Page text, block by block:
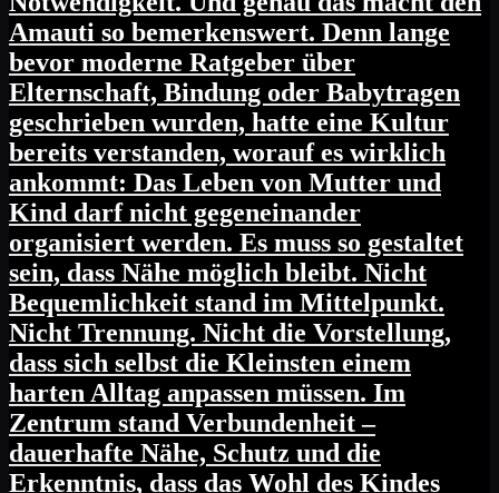
Amauti so bemerkenswert. Denn lange
bevor moderne Ratgeber über
Elternschaft, Bindung oder Babytragen
geschrieben wurden, hatte eine Kultur
bereits verstanden, worauf es wirklich
ankommt: Das Leben von Mutter und
Kind darf nicht gegeneinander
organisiert werden. Es muss so gestaltet
sein, dass Nähe möglich bleibt. Nicht
Bequemlichkeit stand im Mittelpunkt.
Nicht Trennung. Nicht die Vorstellung,
dass sich selbst die Kleinsten einem
harten Alltag anpassen müssen. Im
Zentrum stand Verbundenheit –
dauerhafte Nähe, Schutz und die
Erkenntnis, dass das Wohl des Kindes